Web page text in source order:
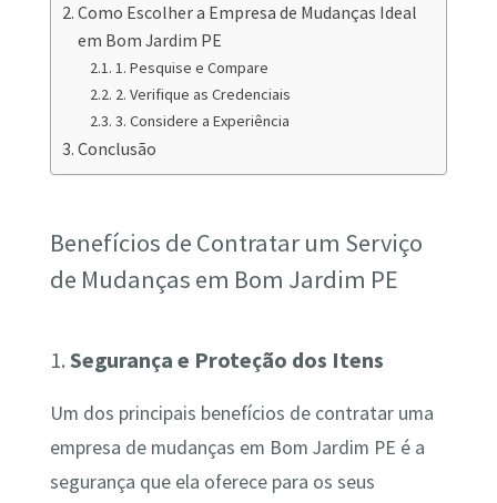
Como Escolher a Empresa de Mudanças Ideal
em Bom Jardim PE
1. Pesquise e Compare
2. Verifique as Credenciais
3. Considere a Experiência
Conclusão
Benefícios de Contratar um Serviço
de Mudanças em Bom Jardim PE
1. Segurança e Proteção dos Itens
Um dos principais benefícios de contratar uma
empresa de mudanças em Bom Jardim PE é a
segurança que ela oferece para os seus